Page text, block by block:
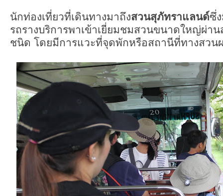
นักท่องเที่ยวที่เดินทางมาถึงสวนสุภัทราแลนด์ซึ่
รถรางบริการพาเข้าเยี่ยมชมสวนขนาดใหญ่ผ่า
ชนิด โดยมีการแวะที่จุดพักหรือสถานีที่ทางสวน